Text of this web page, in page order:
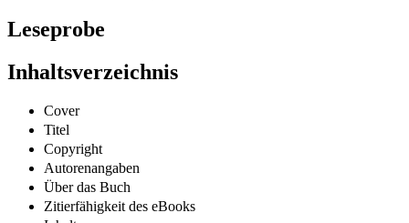
Leseprobe
Inhaltsverzeichnis
Cover
Titel
Copyright
Autorenangaben
Über das Buch
Zitierfähigkeit des eBooks